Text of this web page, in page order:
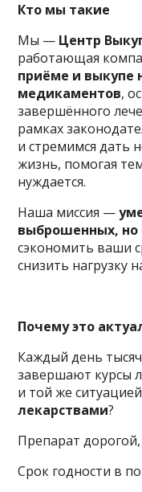
Кто мы такие
Мы — Центр
работающая
приёме и выкупе
медикаментов,
завершённого
рамках
и стремимся дать
жизнь, помогая
нуждается.
Наша миссия —
выброшенных, но
сэкономить ваши
снизить нагрузку
Почему это
Каждый день
завершают курсы
и той же
лекарствами?
Препарат
Срок годности в